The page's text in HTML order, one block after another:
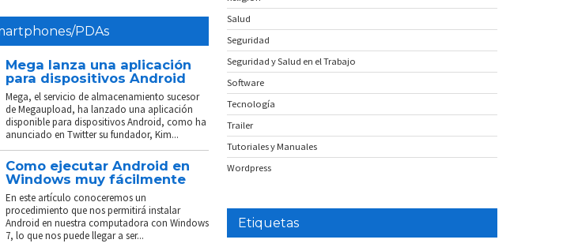
PDAs
Mega lanza una aplicación
para dispositivos Android
Mega, el servicio de almacenamiento sucesor
de Megaupload, ha lanzado una aplicación
disponible para dispositivos Android, como ha
anunciado en Twitter su fundador, Kim...
Como ejecutar Android en
Windows muy fácilmente
En este artículo conoceremos un
procedimiento que nos permitirá instalar
Android en nuestra computadora con Windows
7, lo que nos puede llegar a ser...
Salud
Seguridad
Seguridad y Salud en el Trabajo
Software
Tecnología
Trailer
Tutoriales y Manuales
Wordpress
Etiquetas